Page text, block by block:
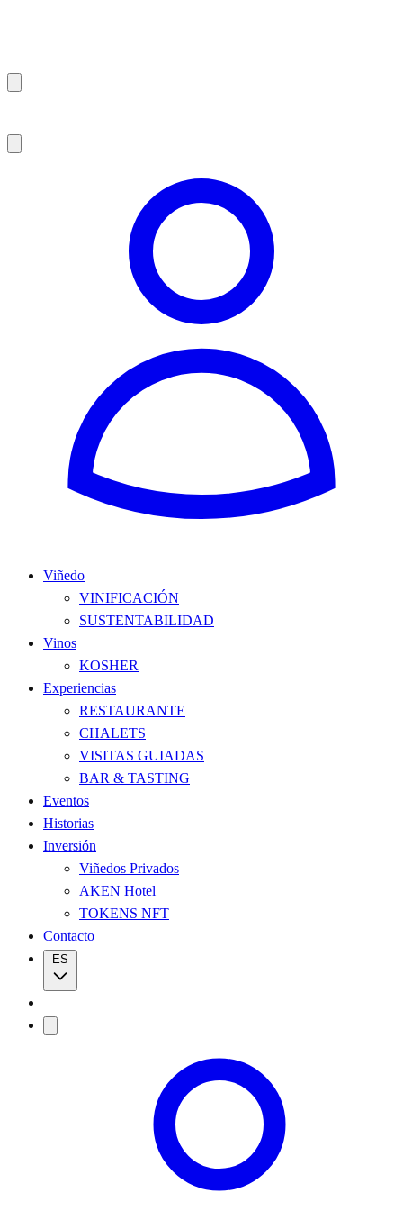
Viñedo
VINIFICACIÓN
SUSTENTABILIDAD
Vinos
KOSHER
Experiencias
RESTAURANTE
CHALETS
VISITAS GUIADAS
BAR & TASTING
Eventos
Historias
Inversión
Viñedos Privados
AKEN Hotel
TOKENS NFT
Contacto